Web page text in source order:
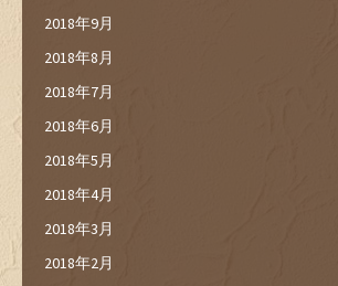
2018年9月
2018年8月
2018年7月
2018年6月
2018年5月
2018年4月
2018年3月
2018年2月